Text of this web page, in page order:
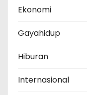
Ekonomi
Gayahidup
Hiburan
Internasional